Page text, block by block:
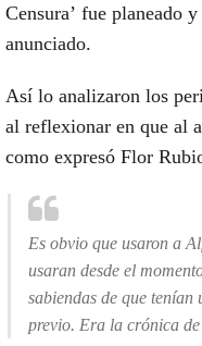
Censura’ fue planeado y
anunciado.
Así lo analizaron los
al reflexionar en que al
como expresó Flor
Es obvio que usaron a
usaran desde el
sabiendas de que
previo. Era la crónica